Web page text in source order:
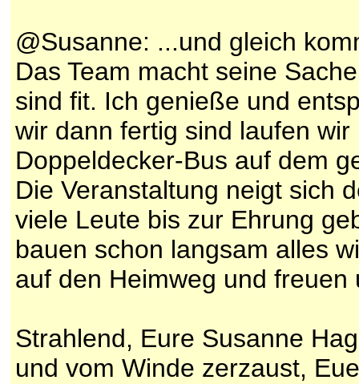
@Susanne: ...und gleich
Das Team macht seine
sind fit. Ich genieße und
wir dann fertig sind laufen
Doppeldecker-Bus auf dem
Die Veranstaltung neigt sich
viele Leute bis zur Ehrung
bauen schon langsam alles
auf den Heimweg und
Strahlend, Eure Susanne
und vom Winde zerzaust,